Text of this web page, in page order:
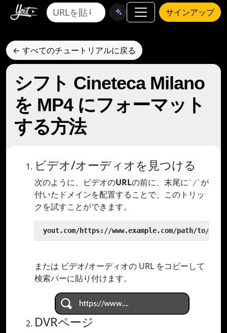
サインアップ
← すべてのチュートリアルに戻る
シフト Cineteca Milano
を MP4 にフォーマット
する方法
ビデオ/オーディオを見つける
次のように、ビデオのURLの前に、末尾に `/` が
付いたドメインを配置することで、このトリッ
クを試すことができます。
yout.com/https://www.example.com/path/to/
または ビデオ/オーディオの URL をコピーして
検索バーに貼り付けます。
DVRページ